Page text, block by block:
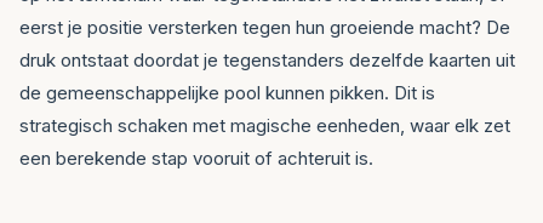
eerst je positie versterken tegen hun groeiende macht? De
druk ontstaat doordat je tegenstanders dezelfde kaarten uit
de gemeenschappelijke pool kunnen pikken. Dit is
strategisch schaken met magische eenheden, waar elk zet
een berekende stap vooruit of achteruit is.